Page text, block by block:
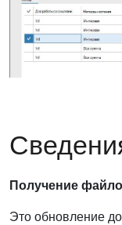
Получение
Это обновление